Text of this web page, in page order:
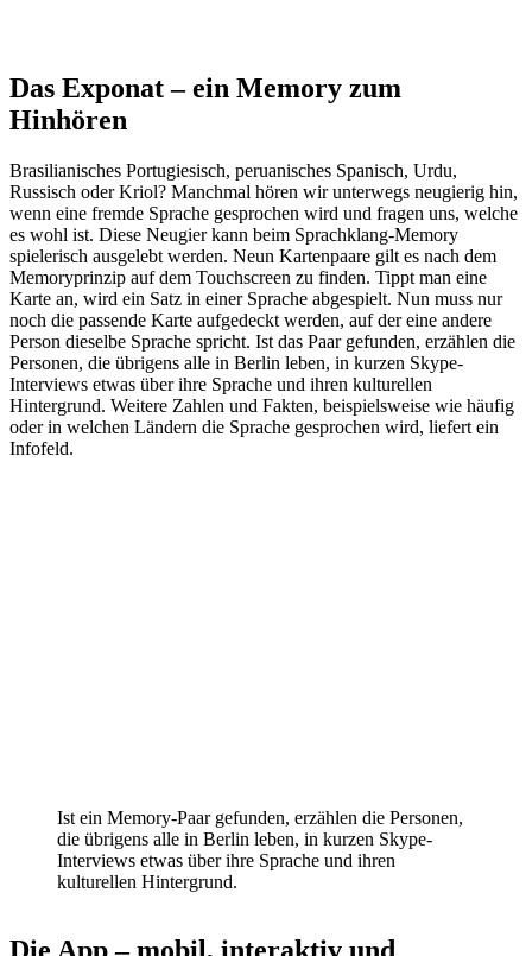
Das Exponat – ein Memory zum
Hinhören
Brasilianisches Portugiesisch, peruanisches Spanisch, Urdu,
Russisch oder Kriol? Manchmal hören wir unterwegs neugierig hin,
wenn eine fremde Sprache gesprochen wird und fragen uns, welche
es wohl ist. Diese Neugier kann beim Sprachklang-Memory
spielerisch ausgelebt werden. Neun Kartenpaare gilt es nach dem
Memoryprinzip auf dem Touchscreen zu finden. Tippt man eine
Karte an, wird ein Satz in einer Sprache abgespielt. Nun muss nur
noch die passende Karte aufgedeckt werden, auf der eine andere
Person dieselbe Sprache spricht. Ist das Paar gefunden, erzählen die
Personen, die übrigens alle in Berlin leben, in kurzen Skype-
Interviews etwas über ihre Sprache und ihren kulturellen
Hintergrund. Weitere Zahlen und Fakten, beispielsweise wie häufig
oder in welchen Ländern die Sprache gesprochen wird, liefert ein
Infofeld.
Ist ein Memory-Paar gefunden, erzählen die Personen,
die übrigens alle in Berlin leben, in kurzen Skype-
Interviews etwas über ihre Sprache und ihren
kulturellen Hintergrund.